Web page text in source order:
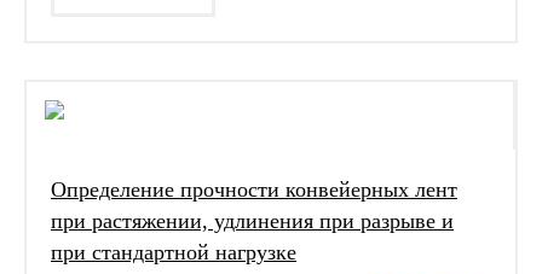
Определение прочности конвейерных лент
при растяжении, удлинения при разрыве и
при стандартной нагрузке